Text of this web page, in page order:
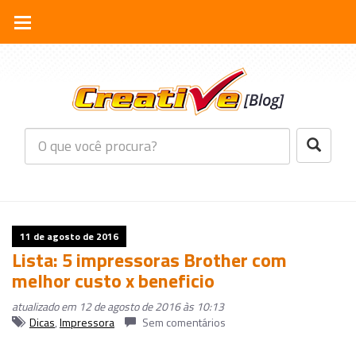
11 de agosto de 2016
Lista: 5 impressoras Brother com
melhor custo x beneficio
atualizado em 12 de agosto de 2016 às 10:13
Dicas,Impressora Sem comentários